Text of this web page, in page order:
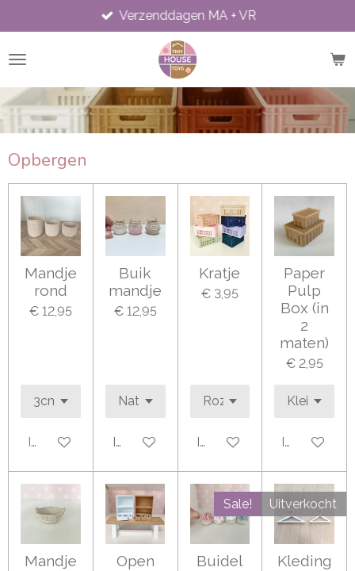
direct
naar
hoofdinhoud
Verzenddagen MA + VR
Opbergen
Mandje
rond
€ 12,95
In winkelwagen
Buik
mandje
€ 12,95
In winkelwagen
Kratje
€ 3,95
In winkelwagen
Paper
Pulp
Box (in
2
maten)
€ 2,95
In
Mandje
Open
Sale!
Buidel
Uitverkocht
Kleding